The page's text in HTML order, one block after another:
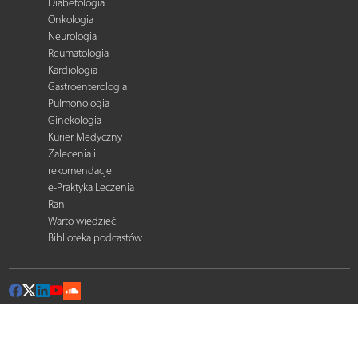
Diabetologia
Onkologia
Neurologia
Reumatologia
Kardiologia
Gastroenterologia
Pulmonologia
Ginekologia
Kurier Medyczny
Zalecenia i
rekomendacje
e-Praktyka Leczenia
Ran
Warto wiedzieć
Biblioteka podcastów